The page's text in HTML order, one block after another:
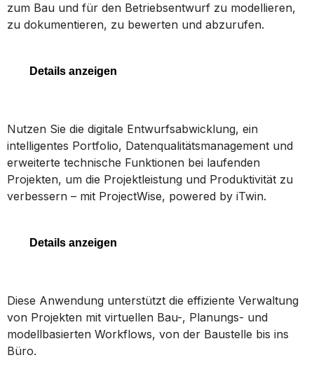
MicroStation
zum Bau und für den Betriebsentwurf zu modellieren,
zu dokumentieren, zu bewerten und abzurufen.
Details anzeigen
ProjectWise
Nutzen Sie die digitale Entwurfsabwicklung, ein
intelligentes Portfolio, Datenqualitätsmanagement und
erweiterte technische Funktionen bei laufenden
Projekten, um die Projektleistung und Produktivität zu
verbessern – mit ProjectWise, powered by iTwin.
Details anzeigen
SYNCHRO 4D
Diese Anwendung unterstützt die effiziente Verwaltung
von Projekten mit virtuellen Bau-, Planungs- und
modellbasierten Workflows, von der Baustelle bis ins
Büro.